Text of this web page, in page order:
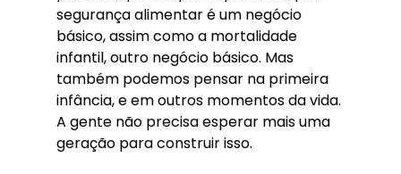
segurança alimentar é um negócio
básico, assim como a mortalidade
infantil, outro negócio básico. Mas
também podemos pensar na primeira
infância, e em outros momentos da vida.
A gente não precisa esperar mais uma
geração para construir isso.